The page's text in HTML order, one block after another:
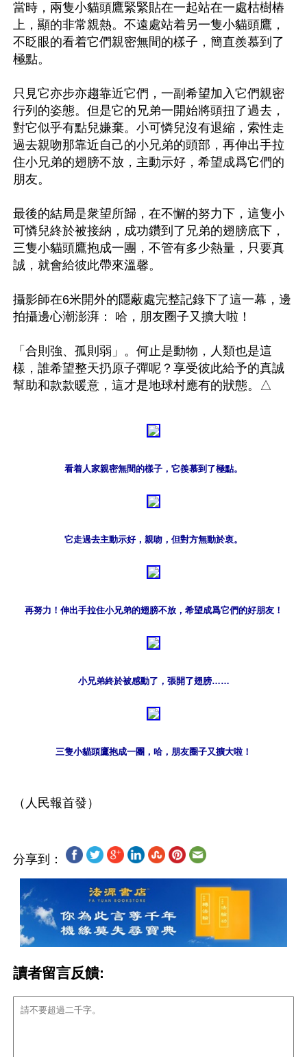
當時，兩隻小貓頭鷹緊緊貼在一起站在一處枯樹樁
上，顯的非常親熱。不遠處站着另一隻小貓頭鷹，
不眨眼的看着它們親密無間的樣子，簡直羨慕到了
極點。
只見它亦步亦趨靠近它們，一副希望加入它們親密
行列的姿態。但是它的兄弟一開始將頭扭了過去，
對它似乎有點兒嫌棄。小可憐兒沒有退縮，索性走
過去親吻那靠近自己的小兄弟的頭部，再伸出手拉
住小兄弟的翅膀不放，主動示好，希望成爲它們的
朋友。
最後的結局是衆望所歸，在不懈的努力下，這隻小
可憐兒終於被接納，成功鑽到了兄弟的翅膀底下，
三隻小貓頭鷹抱成一團，不管有多少熱量，只要真
誠，就會給彼此帶來溫馨。
攝影師在6米開外的隱蔽處完整記錄下了這一幕，邊
拍攝邊心潮澎湃： 哈，朋友圈子又擴大啦！
「合則強、孤則弱」。何止是動物，人類也是這
樣，誰希望整天扔原子彈呢？享受彼此給予的真誠
看着人家親密無間的樣子，它羨慕到了極點。
它走過去主動示好，親吻，但對方無動於衷。
再努力！伸出手拉住小兄弟的翅膀不放，希望成爲它們的好朋友！
小兄弟終於被感動了，張開了翅膀……
三隻小貓頭鷹抱成一團，哈，朋友圈子又擴大啦！
分享到：
讀者留言反饋: